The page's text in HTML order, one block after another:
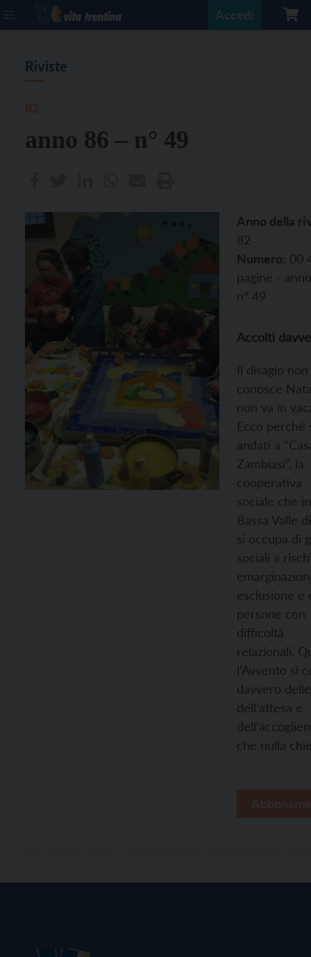
Accedi
Riviste
anno 86 – n° 49
Anno della
82
Numero: 00
pagine -
n° 49
Accolti
Il disagio non
conosce
non va in
Ecco perché
andati a
Zambiasi”, la
cooperativa
sociale che in
Bassa Valle
si occupa di
sociali a
esclusione e
persone con
difficoltà
relazionali.
l’Avvento si
davvero
dell’attesa e
che nulla